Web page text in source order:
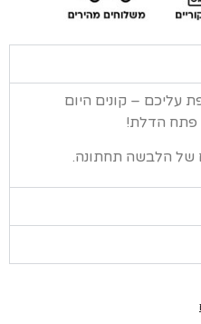
– קונים היום
הדלת!
תחתונה.